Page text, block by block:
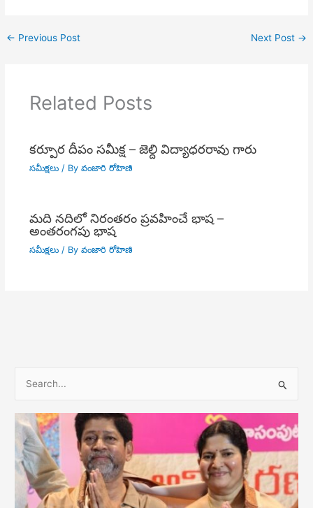
← Previous Post Next Post →
Related Posts
కర్పూర దీపం సమీక్ష – జెల్ది విద్యాధరరావు గారు
సమీక్షలు/ By వంజారి రోహిణి
మది నదిలో నిరంతరం ప్రవహించే భాష –
అంతరంగపు భాష
సమీక్షలు/ By వంజారి రోహిణి
a
h